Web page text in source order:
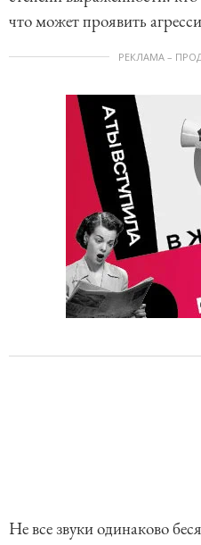
что может проявить
РЕКЛАМА –
Не все звуки одинаково